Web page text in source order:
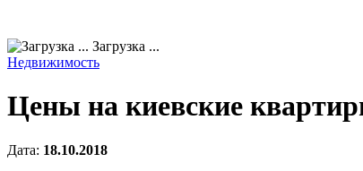
Загрузка ...
Недвижимость
Цены на киевские
Дата: 18.10.2018